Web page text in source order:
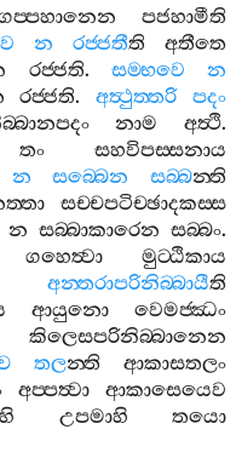
පජහාමීති
න රජ‍්ජතීති
අතීතෙ
රජ‍්ජති. සම‍්භවෙ
න
රජ‍්ජති.අත්‍ථුත‍්තරි
පදං
නාම අත්‍ථි.
තං
සහවිපස‍්සනාය
න සබ‍්බෙන සබ‍්බන‍්ති
සච‍්චපටිච‍්ඡාදකස‍්ස
න සබ‍්බාකාරෙන සබ‍්බං.
ගහෙත්‍වා
මුට‍්ඨිකාය
අන‍්තරාපරිනිබ‍්බායීති
ආයුනො
වෙමජ‍්ඣං
කිලෙසපරිනිබ‍්බානෙන
තලන‍්ති
ආකාසතලං
අප‍්පත්‍වා
ආකාසෙයෙව
උපමාහි
තයො